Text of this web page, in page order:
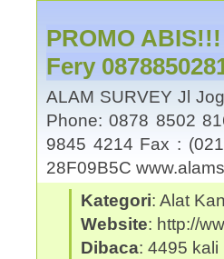
PROMO
Fery
ALAM SURVEY Jl
Phone: 0878 8502
9845 4214 Fax :
28F09B5C
Kategori: Alat
Website: http://
Dibaca: 4495 kali